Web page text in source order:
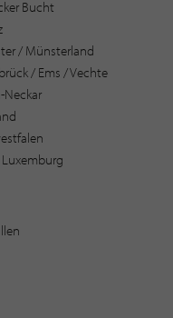
Bucht
/ Münsterland
/ Ems / Vechte
Neckar
Luxemburg